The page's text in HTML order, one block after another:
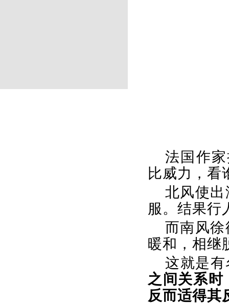
法国作
比威力，看
北风使
服。结果行
而南风
暖和，相继
这就是有
之间关系
反而适得其